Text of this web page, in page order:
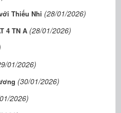
Thiếu Nhi (28/01/2026)
4 TN A (28/01/2026)
01/2026)
(30/01/2026)
2026)